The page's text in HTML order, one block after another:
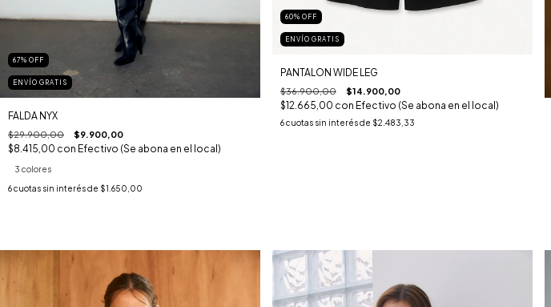
67% OFF
ENVÍO GRATIS
FALDA NYX
$29.900,00 $9.900,00
$8.415,00 con Efectivo (Se abona en el local)
3 colores
6cuotas sin interés de $1.650,00
60% OFF
ENVÍO GRATIS
PANTALON WIDE LEG
$36.900,00 $14.900,00
$12.665,00 con Efectivo (Se abona en el local)
6cuotas sin interés de $2.483,33